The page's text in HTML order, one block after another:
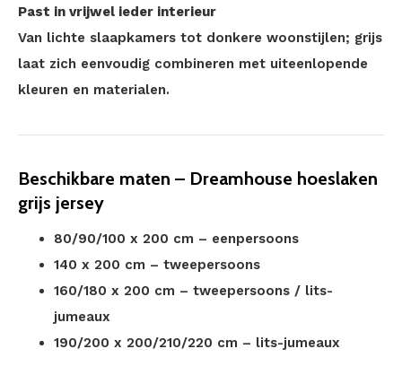
Past in vrijwel ieder interieur
Van lichte slaapkamers tot donkere woonstijlen; grijs
laat zich eenvoudig combineren met uiteenlopende
kleuren en materialen.
Beschikbare maten – Dreamhouse hoeslaken
grijs jersey
80/90/100 x 200 cm – eenpersoons
140 x 200 cm – tweepersoons
160/180 x 200 cm – tweepersoons / lits-
jumeaux
190/200 x 200/210/220 cm – lits-jumeaux